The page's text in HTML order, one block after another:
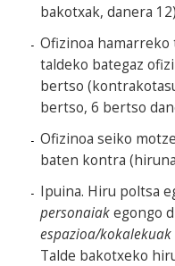
bakotxak, danera
Ofizinoa hamarreko
taldeko bategaz
bertso
bertso, 6 bertso
Ofizinoa seiko
baten kontra
Ipuina. Hiru poltsa
personaiakegongo
espazioa/kokalekuak
Talde bakotxeko